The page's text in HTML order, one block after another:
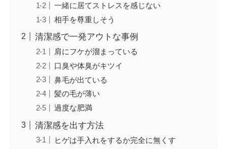
一緒に居てストレスを感じない
相手を尊重しそう
清潔感で一発アウトな事例
肩にフケが溜まっている
口臭や体臭がキツイ
鼻毛が出ている
髪の毛が薄い
過度な肥満
清潔感を出す方法
ヒゲは手入れをするか完全に無くす